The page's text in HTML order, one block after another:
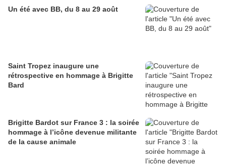
Un été avec BB, du 8 au 29 août
Saint Tropez inaugure une
rétrospective en hommage à Brigitte
Bard
Brigitte Bardot sur France 3 : la soirée
hommage à l’icône devenue militante
de la cause animale